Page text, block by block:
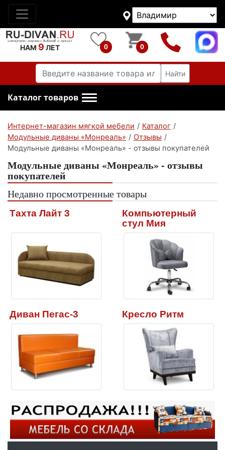
НАМ 9 ЛЕТ 0 0
Найти
Каталог товаров
Интернет-магазин мягкой мебели / Каталог /
Модульные диваны «Монреаль» / Отзывы /
Модульные диваны «Монреаль» - отзывы покупателей
Модульные диваны «Монреаль» - отзывы
покупателей
Недавно просмотренные товары
Тахта Лайт 3
Компьютерный
стул Мия
Диван Пегас-3 Кресло Ритм